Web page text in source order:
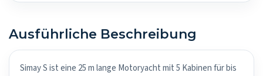
Ausführliche Beschreibung
Simay S ist eine 25 m lange Motoryacht mit 5 Kabinen für bis